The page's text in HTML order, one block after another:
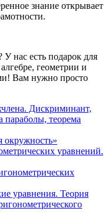
знание открывает
нас есть подарок для
геометрии и
Вам нужно просто
Дискриминант,
теорема
окружность»
уравнений.
уравнения. Теория